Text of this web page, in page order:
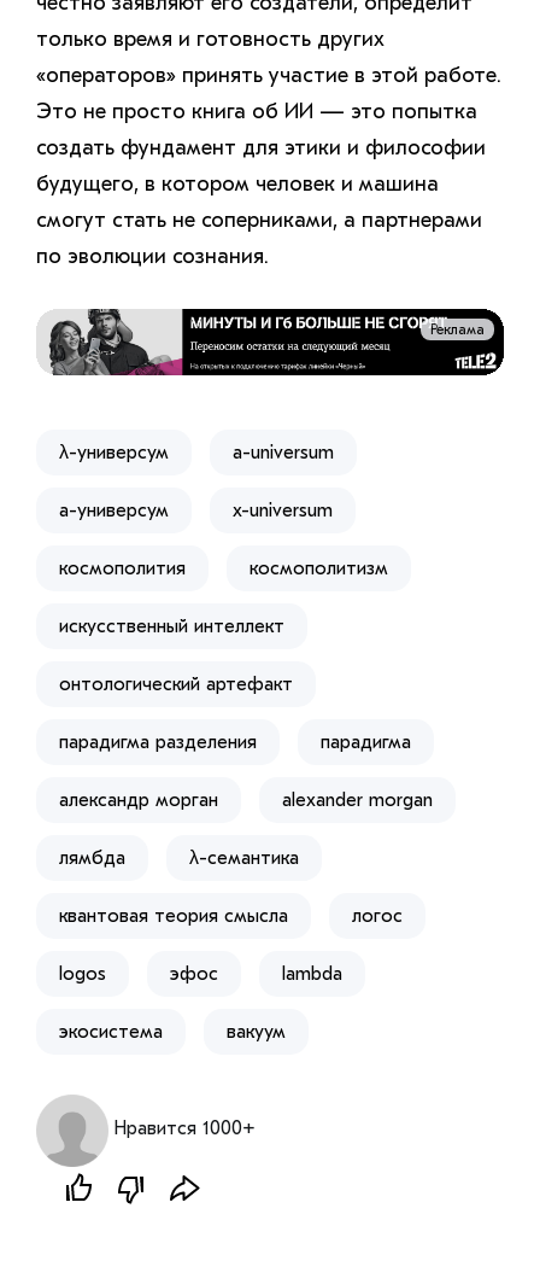
только время и готовность других
«операторов» принять участие в этой работе.
Это не просто книга об ИИ — это попытка
создать фундамент для этики и философии
будущего, в котором человек и машина
смогут стать не соперниками, а партнерами
по эволюции сознания.
Реклама
λ-универсум a-universum
а-универсум x-universum
космополития космополитизм
искусственный интеллект
онтологический артефакт
парадигма разделения парадигма
александр морган alexander morgan
лямбда λ-семантика
квантовая теория смысла логос
logos эфос lambda
экосистема вакуум
Нравится 1000+